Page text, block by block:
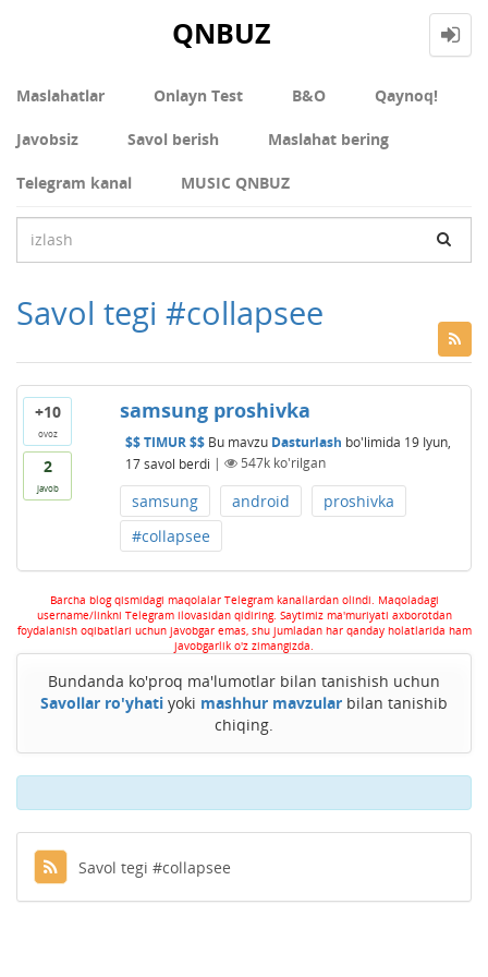
QNBUZ
Maslahatlar Onlayn Test В&О Qaynoq!
Javobsiz Savol berish Maslahat bering
Telegram kanal MUSIC QNBUZ
Savol tegi #collapsee
+10
ovoz
2
javob
samsung proshivka
$$ TIMUR $$ Bu mavzu Dasturlash bo'limida 19 Iyun,
17 savol berdi | 547kko'rilgan
samsung android
proshivka
#collapsee
Barcha blog qismidagi maqolalar Telegram kanallardan olindi. Maqoladagi
username/linkni Telegram ilovasidan qidiring. Saytimiz ma'muriyati axborotdan
foydalanish oqibatlari uchun javobgar emas, shu jumladan har qanday holatlarida ham
javobgarlik o'z zimangizda.
Bundanda ko'proq ma'lumotlar bilan tanishish uchun
Savollar ro'yhati yoki mashhur mavzular bilan tanishib
chiqing.
Savol tegi #collapsee